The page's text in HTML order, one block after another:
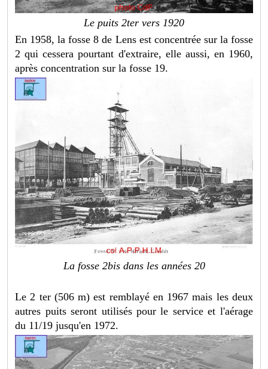
Le puits 2ter vers 1920
En 1958, la fosse 8 de Lens est concentrée sur la fosse
2 qui cessera pourtant d'extraire, elle aussi, en 1960,
après concentration sur la fosse 19.
La fosse 2bis dans les années 20
Le 2 ter (506 m) est remblayé en 1967 mais les deux
autres puits seront utilisés pour le service et l'aérage
du 11/19 jusqu'en 1972.